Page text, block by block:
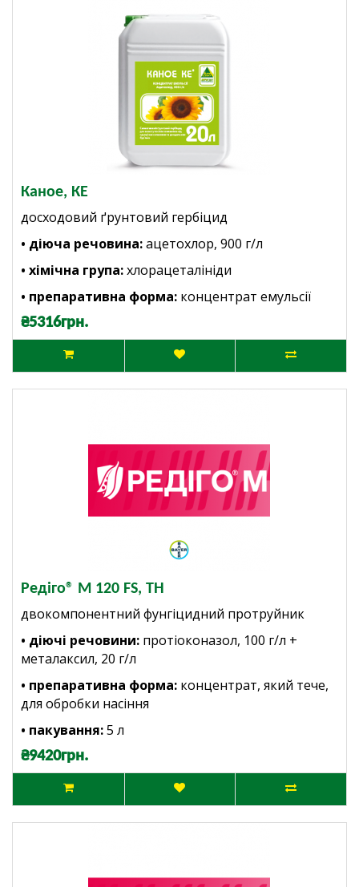
Каное, КЕ
досходовий ґрунтовий гербіцид
• діюча речовина:ацетохлор, 900 г/л
• хімічна група:хлорацеталініди
• препаративна форма: концентрат емульсії
₴5316грн.
Редіго® М 120 FS, ТН
двокомпонентний фунгіцидний протруйник
• діючі речовини: протіоконазол, 100 г/л +
металаксил, 20 г/л
• препаративна форма: концентрат, який тече,
для обробки насіння
• пакування:5 л
₴9420грн.